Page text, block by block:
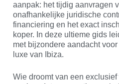
aanpak: het tijdig aanvragen
onafhankelijke juridische
financiering en het exact
koper. In deze ultieme gids
met bijzondere aandacht
luxe van Ibiza.
Wie droomt van een